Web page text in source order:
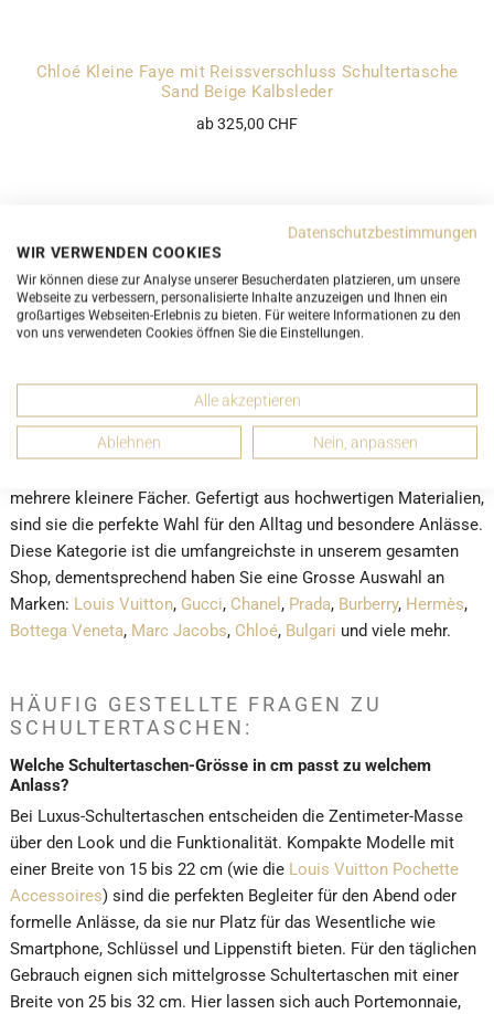
Chloé Kleine Faye mit Reissverschluss Schultertasche
Sand Beige Kalbsleder
ab 325,00 CHF
Miu Miu Umhängetasche Rosa Mughetto Fell Teddytasche
5BD046
ab 325,00 CHF
SCHULTERTASCHEN
Elegant und praktisch – Schultertaschen für einen stilvollen
Auftritt mit viel Stauraum. Diese Taschen werden über der
mehrere kleinere Fächer. Gefertigt aus hochwertigen Materialien,
sind sie die perfekte Wahl für den Alltag und besondere Anlässe.
Diese Kategorie ist die umfangreichste in unserem gesamten
Shop, dementsprechend haben Sie eine Grosse Auswahl an
Marken: Louis Vuitton, Gucci, Chanel , Prada, Burberry, Hermès,
Bottega Veneta, Marc Jacobs, Chloé, Bulgari und viele mehr.
HÄUFIG GESTELLTE FRAGEN ZU
SCHULTERTASCHEN:
Welche Schultertaschen-Grösse in cm passt zu welchem
Anlass?
Bei Luxus-Schultertaschen entscheiden die Zentimeter-Masse
über den Look und die Funktionalität. Kompakte Modelle mit
einer Breite von 15 bis 22 cm (wie die Louis Vuitton Pochette
Accessoires) sind die perfekten Begleiter für den Abend oder
formelle Anlässe, da sie nur Platz für das Wesentliche wie
Smartphone, Schlüssel und Lippenstift bieten. Für den täglichen
Gebrauch eignen sich mittelgrosse Schultertaschen mit einer
Breite von 25 bis 32 cm. Hier lassen sich auch Portemonnaie,
Datenschutzbestimmungen
WIR VERWENDEN COOKIES
Wir können diese zur Analyse unserer Besucherdaten platzieren, um unsere
Webseite zu verbessern, personalisierte Inhalte anzuzeigen und Ihnen ein
großartiges Webseiten-Erlebnis zu bieten. Für weitere Informationen zu den
von uns verwendeten Cookies öffnen Sie die Einstellungen.
Alle akzeptieren
Ablehnen Nein, anpassen